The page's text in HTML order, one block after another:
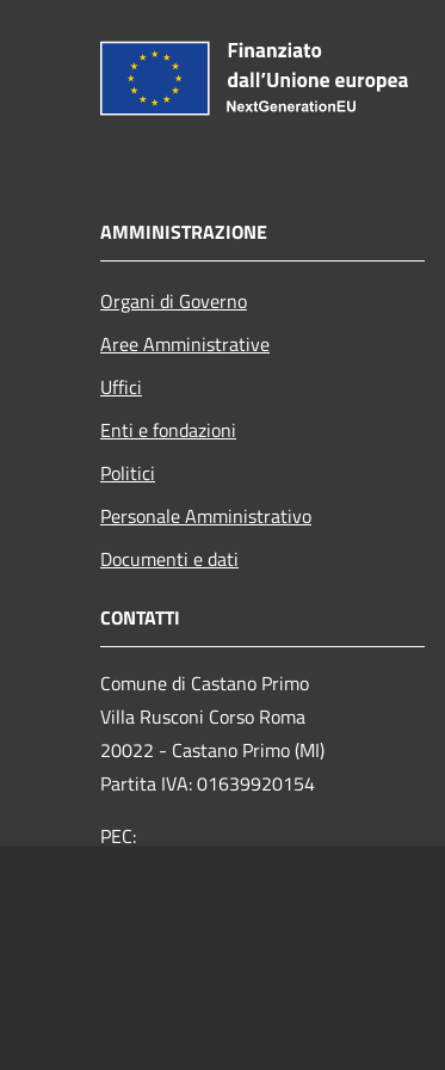
AMMINISTRAZIONE
Organi di Governo
Aree Amministrative
Uffici
Enti e fondazioni
Politici
Personale Amministrativo
Documenti e dati
CONTATTI
Comune di Castano Primo
Villa Rusconi Corso Roma
20022 - Castano Primo (MI)
Partita IVA: 01639920154
PEC: